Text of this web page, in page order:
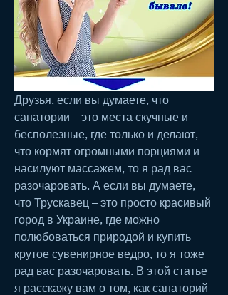
Друзья, если вы думаете, что
санатории – это места скучные и
бесполезные, где только и делают,
что кормят огромными порциями и
насилуют массажем, то я рад вас
разочаровать. А если вы думаете,
что Трускавец – это просто красивый
город в Украине, где можно
полюбоваться природой и купить
крутое сувенирное ведро, то я тоже
рад вас разочаровать. В этой статье
я расскажу вам о том, как санаторий